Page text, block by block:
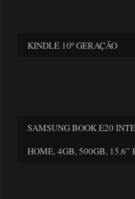
KINDLE 10º GERAÇÃO
SAMSUNG BOOK E20
HOME, 4GB, 500GB, 15.6”